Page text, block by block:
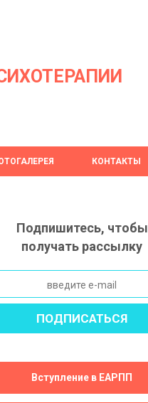
КОНТАКТЫ
Подпишитесь, чтобы
получать рассылку
Вступление в ЕАРПП